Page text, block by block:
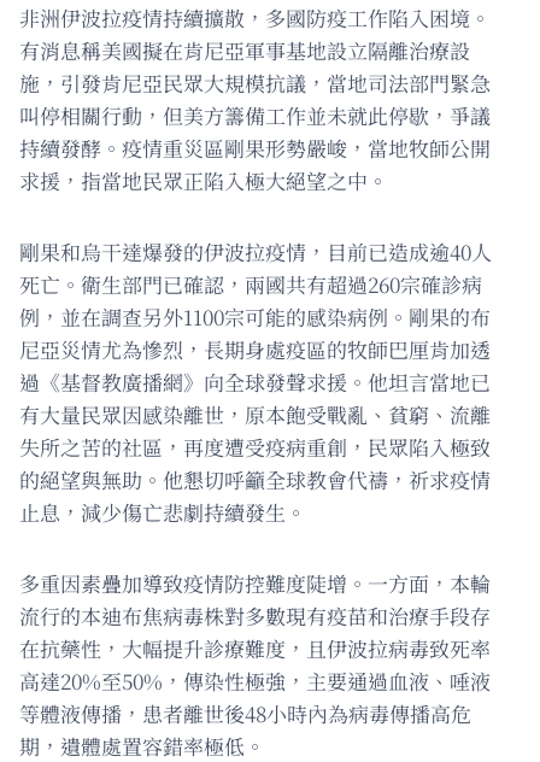
非洲伊波拉疫情持續擴散，多國防疫工作陷入困境。
有消息稱美國擬在肯尼亞軍事基地設立隔離治療設
施，引發肯尼亞民眾大規模抗議，當地司法部門緊急
叫停相關行動，但美方籌備工作並未就此停歇，爭議
持續發酵。疫情重災區剛果形勢嚴峻，當地牧師公開
求援，指當地民眾正陷入極大絕望之中。
剛果和烏干達爆發的伊波拉疫情，目前已造成逾40人
死亡。衛生部門已確認，兩國共有超過260宗確診病
例，並在調查另外1100宗可能的感染病例。剛果的布
尼亞災情尤為慘烈，長期身處疫區的牧師巴厘肯加透
過《基督教廣播網》向全球發聲求援。他坦言當地已
有大量民眾因感染離世，原本飽受戰亂、貧窮、流離
失所之苦的社區，再度遭受疫病重創，民眾陷入極致
的絕望與無助。他懇切呼籲全球教會代禱，祈求疫情
止息，減少傷亡悲劇持續發生。
多重因素疊加導致疫情防控難度陡增。一方面，本輪
流行的本迪布焦病毒株對多數現有疫苗和治療手段存
在抗藥性，大幅提升診療難度，且伊波拉病毒致死率
高達20%至50%，傳染性極強，主要通過血液、唾液
等體液傳播，患者離世後48小時內為病毒傳播高危
期，遺體處置容錯率極低。